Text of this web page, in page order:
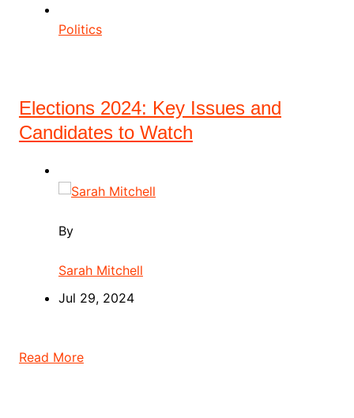
Politics
Elections 2024: Key Issues and
Candidates to Watch
By
Sarah Mitchell
Jul 29, 2024
Read More